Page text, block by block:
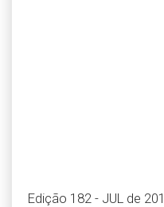
Edição 182 - JUL de